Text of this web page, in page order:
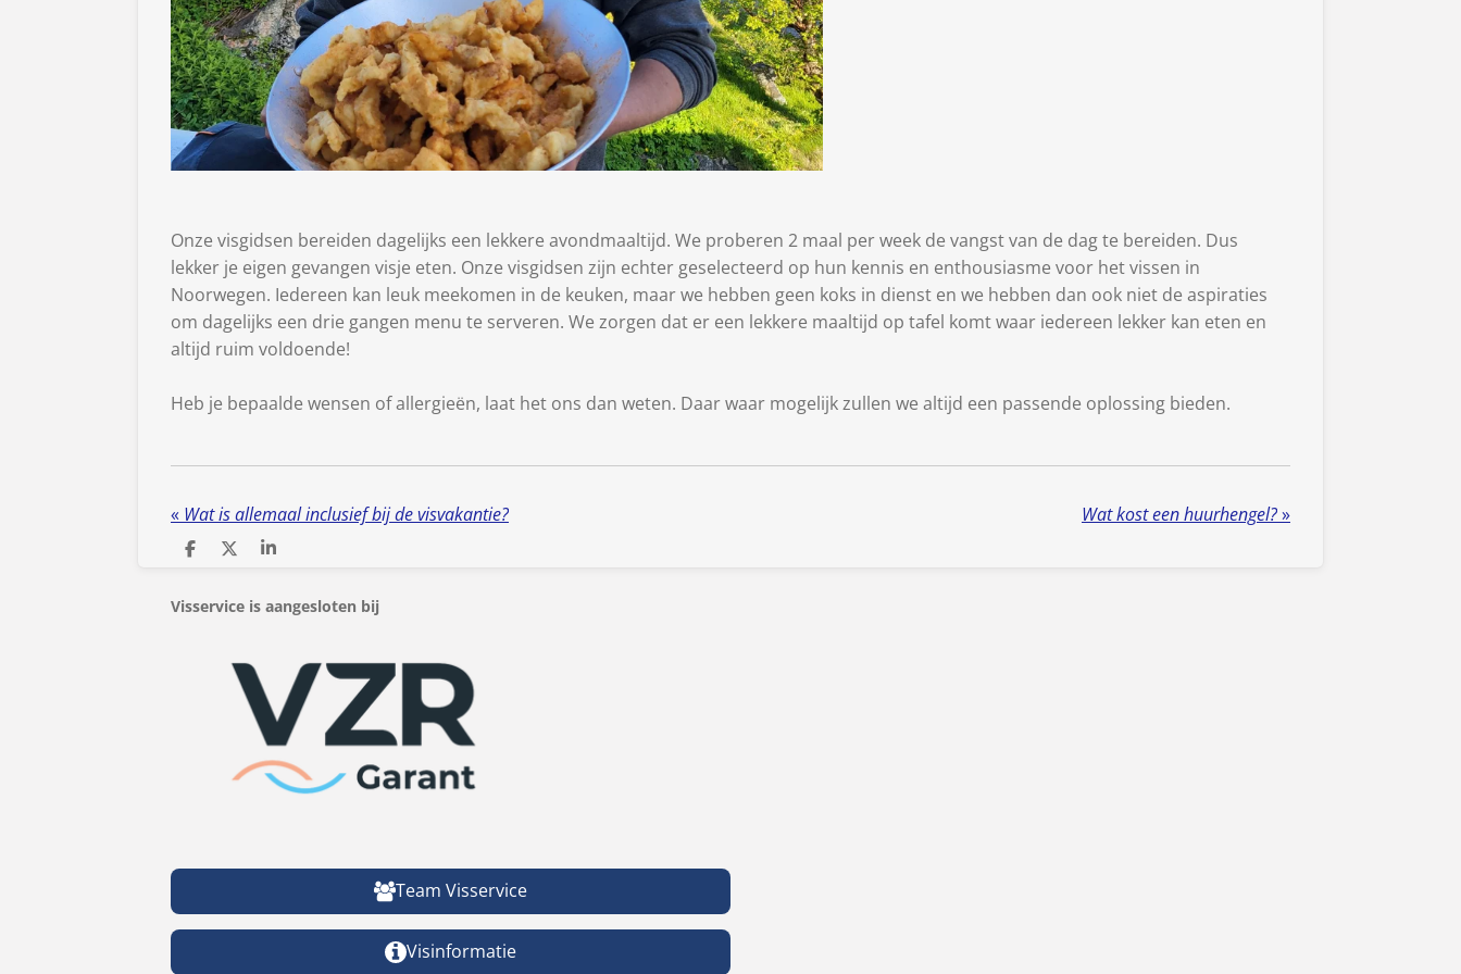
Onze visgidsen bereiden dagelijks een lekkere avondmaaltijd. We proberen 2 maal per week de vangst van de dag te bereiden. Dus
lekker je eigen gevangen visje eten. Onze visgidsen zijn echter geselecteerd op hun kennis en enthousiasme voor het vissen in
Noorwegen. Iedereen kan leuk meekomen in de keuken, maar we hebben geen koks in dienst en we hebben dan ook niet de aspiraties
om dagelijks een drie gangen menu te serveren. We zorgen dat er een lekkere maaltijd op tafel komt waar iedereen lekker kan eten en
altijd ruim voldoende!
Heb je bepaalde wensen of allergieën, laat het ons dan weten. Daar waar mogelijk zullen we altijd een passende oplossing bieden.
« Wat is allemaal inclusief bij de visvakantie? Wat kost een huurhengel?»
D
e
D
l
S
r
Visservice is aangesloten bij
Team Visservice
Visinformatie